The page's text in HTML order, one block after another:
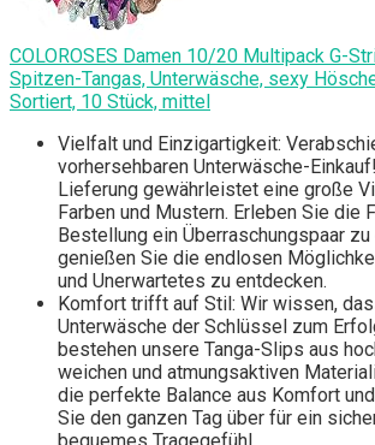
COLOROSES Damen 10/20 Multipack G-
Spitzen-Tangas, Unterwäsche, sexy
Sortiert, 10 Stück, mittel
Vielfalt und Einzigartigkeit:
vorhersehbaren Unterwäsche-
Lieferung gewährleistet eine große
Farben und Mustern. Erleben Sie die
Bestellung ein Überraschungspaar zu
genießen Sie die endlosen
und Unerwartetes zu entdecken.
Komfort trifft auf Stil: Wir wissen,
Unterwäsche der Schlüssel zum
bestehen unsere Tanga-Slips aus
weichen und atmungsaktiven
die perfekte Balance aus Komfort
Sie den ganzen Tag über für ein